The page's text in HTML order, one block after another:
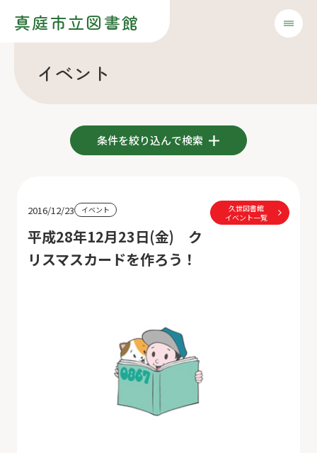
真庭市立図書館
イベント
条件を絞り込んで検索
2016/12/23 イベント
平成28年12月23日(金) ク
リスマスカードを作ろう！
久世図書館
イベント一覧